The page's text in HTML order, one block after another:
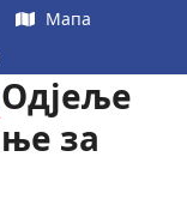
Мапа
Одјеље
ње за